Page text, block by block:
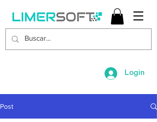
Login
Post